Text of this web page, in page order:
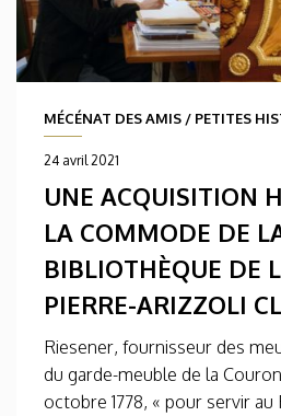
MÉCÉNAT DES AMIS / PETITES
24 avril 2021
UNE ACQUISITION
LA COMMODE DE
BIBLIOTHÈQUE DE
PIERRE-ARIZZOLI
Riesener, fournisseur des
du garde-meuble de la
octobre 1778, « pour servir au